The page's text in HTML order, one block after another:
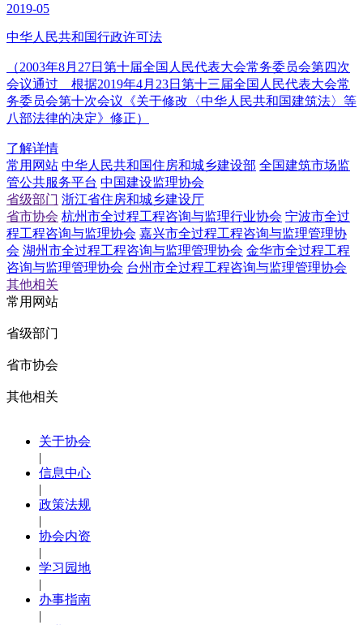
2019-05
中华人民共和国行政许可法
（2003年8月27日第十届全国人民代表大会常务委员会第四次
会议通过 根据2019年4月23日第十三届全国人民代表大会常
务委员会第十次会议《关于修改〈中华人民共和国建筑法〉等
八部法律的决定》修正）
了解详情
常用网站 中华人民共和国住房和城乡建设部 全国建筑市场监
管公共服务平台 中国建设监理协会
省级部门 浙江省住房和城乡建设厅
省市协会 杭州市全过程工程咨询与监理行业协会 宁波市全过
程工程咨询与监理协会 嘉兴市全过程工程咨询与监理管理协
会 湖州市全过程工程咨询与监理管理协会 金华市全过程工程
咨询与监理管理协会 台州市全过程工程咨询与监理管理协会
其他相关
常用网站
省级部门
省市协会
其他相关
关于协会
|
信息中心
|
政策法规
|
协会内资
|
学习园地
|
办事指南
|